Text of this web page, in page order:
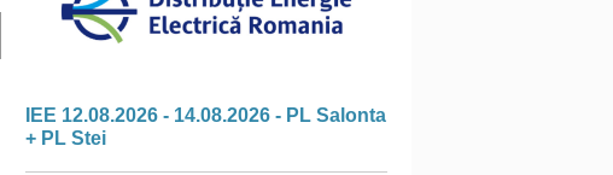
IEE 12.08.2026 - 14.08.2026 - PL Salonta
+ PL Stei